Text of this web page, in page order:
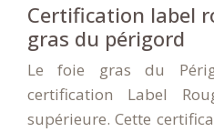
Certification label
gras du périgord
Le foie gras du
certification Label
supérieure. Cette